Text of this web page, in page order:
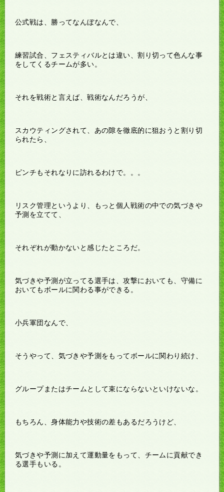
公式戦は、勝ってなんぼなんで、
練習試合、フェスティバルとは違い、割り切って色んな事
をしてくるチームが多い。
それを戦術と言えば、戦術なんだろうが、
スカウティングされて、あの隙を徹底的に狙おうと割り切
られたら、
ピンチもそれなりに訪れるわけで。。。
リスク管理というより、もっと個人戦術の中での気づきや
予測を立てて、
それぞれが動かないと感じたところだ。
気づきや予測が立ってる選手は、攻撃においても、守備に
おいてもボールに関わる事ができる。
小兵軍団なんで、
そうやって、気づきや予測をもってボールに関わり続け、
グループまたはチームとして束にならないといけないな。
もちろん、身体能力や技術の差もあるだろうけど、
気づきや予測に加えて運動量をもって、チームに貢献でき
る選手もいる。